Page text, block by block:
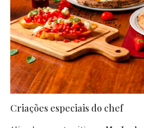
Criações especiais do chef